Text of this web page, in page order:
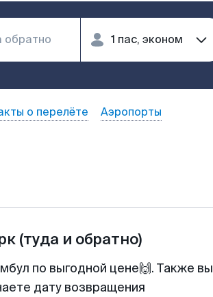
о перелёте Аэропорты
(туда и обратно)
по выгодной цене🙌. Также вы
дату возвращения